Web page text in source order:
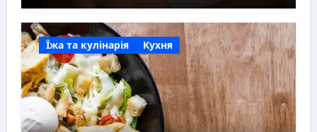
Їжа та кулінарія Кухня